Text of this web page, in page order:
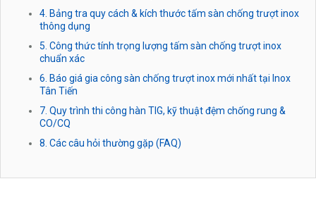
4. Bảng tra quy cách & kích thước tấm sàn chống trượt inox
thông dụng
5. Công thức tính trọng lượng tấm sàn chống trượt inox
chuẩn xác
6. Báo giá gia công sàn chống trượt inox mới nhất tại Inox
Tân Tiến
7. Quy trình thi công hàn TIG, kỹ thuật đệm chống rung &
CO/CQ
8. Các câu hỏi thường gặp (FAQ)